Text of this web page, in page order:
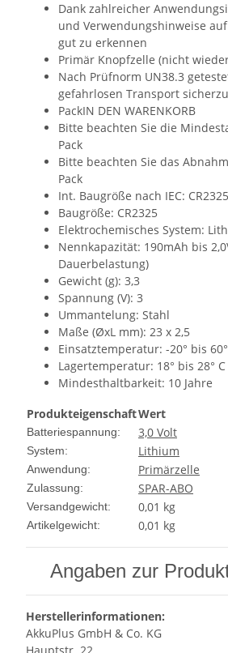
Dank zahlreicher
und Verwendungshinweise
gut zu erkennen
Primär Knopfzelle (nicht
Nach Prüfnorm UN38.3
gefahrlosen Transport
PackIN DEN WARENKORB
Bitte beachten Sie die
Pack
Bitte beachten Sie das
Pack
Int. Baugröße nach IEC: CR2325
Baugröße: CR2325
Elektrochemisches System:
Nennkapazität: 190mAh bis
Dauerbelastung)
Gewicht (g): 3,3
Spannung (V): 3
Ummantelung: Stahl
Maße (ØxL mm): 23 x 2,5
Einsatztemperatur: -20° bis
Lagertemperatur: 18° bis 28° C
Mindesthaltbarkeit: 10 Jahre
ProdukteigenschaftWert
Batteriespannung: 3,0 Volt
System: Lithium
Anwendung: Primärzelle
Zulassung: SPAR-ABO
Versandgewicht: 0,01 kg
Artikelgewicht: 0,01 kg
Angaben zur
Herstellerinformationen:
AkkuPlus GmbH & Co. KG